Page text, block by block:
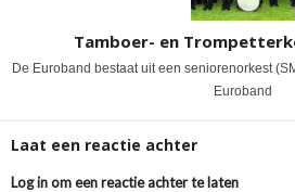
Tamboer- en
De Euroband bestaat uit een seniorenorkest
Euroband
Laat een reactie achter
Log in om een reactie achter te laten